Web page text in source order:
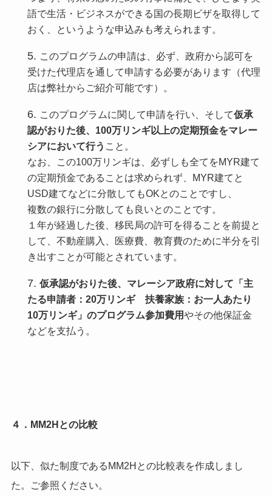
語で生活・ビジネスができる国の長期ビザを取得して
おく、というような申込みも考えられます。
このプログラムの申請は、必ず、政府から認可を
受けた代理店を通して申請する必要があります（代理
店は弊社からご紹介可能です）。
このプログラムに関して申請を行い、そして仮承
認がおりた後、100万リンギ以上の定期預金をマレー
シアにおいて行う こと。
なお、この100万リンギは、必ずしも全てをMYR建て
の定期預金であることは求められず、MYR建てと
USD建てなどに分散してもOKとのことですし、
複数の銀行に分散しても良いとのことです。
１年が経過した後、移民局の許可を得ることを前提と
して、不動産購入、医療費、教育費のために半分を引
き出すことが可能とされています。
仮承認がおりた後、マレーシア政府に対して「主
たる申請者：20万リンギ 扶養家族：お一人あたり
10万リンギ」のプログラム参加費用やその他保証金
などを支払う。
４．MM2Hとの比較
以下、似た制度であるMM2Hとの比較表を作成しまし
た。ご参照ください。